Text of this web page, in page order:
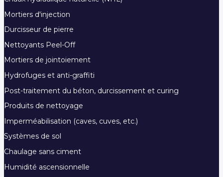
Mortiers d'injection
Durcisseur de pierre
Nettoyants Peel-Off
Mortiers de jointoiement
Hydrofuges et anti-graffiti
Post-traitement du béton, durcissement et curing
Produits de nettoyage
Imperméabilisation (caves, cuves, etc.)
Systèmes de sol
Chaulage sans ciment
Humidité ascensionnelle